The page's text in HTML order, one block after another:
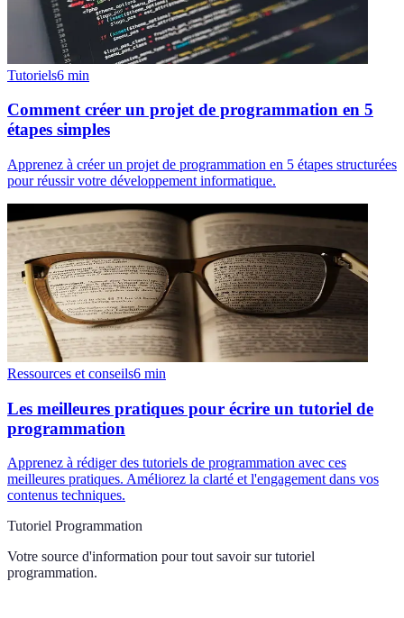
Tutoriels6 min
Comment créer un projet de programmation en 5
étapes simples
Apprenez à créer un projet de programmation en 5 étapes structurées
pour réussir votre développement informatique.
Ressources et conseils6 min
Les meilleures pratiques pour écrire un tutoriel de
programmation
Apprenez à rédiger des tutoriels de programmation avec ces
meilleures pratiques. Améliorez la clarté et l'engagement dans vos
contenus techniques.
Tutoriel Programmation
Votre source d'information pour tout savoir sur tutoriel
programmation.